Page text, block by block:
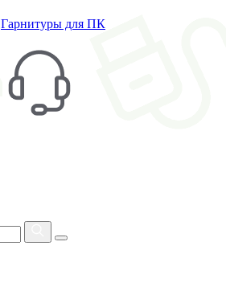
Гарнитуры для ПК